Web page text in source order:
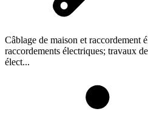
Câblage de maison et raccordement
raccordements électriques; travaux
élect...